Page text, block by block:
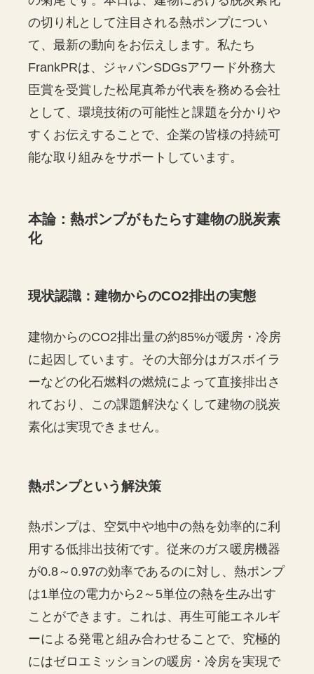
の切り札として注目される熱ポンプについ
て、最新の動向をお伝えします。私たち
FrankPRは、ジャパンSDGsアワード外務大
臣賞を受賞した松尾真希が代表を務める会社
として、環境技術の可能性と課題を分かりや
すくお伝えすることで、企業の皆様の持続可
能な取り組みをサポートしています。
本論：熱ポンプがもたらす建物の脱炭素
化
現状認識：建物からのCO2排出の実態
建物からのCO2排出量の約85%が暖房・冷房
に起因しています。その大部分はガスボイラ
ーなどの化石燃料の燃焼によって直接排出さ
れており、この課題解決なくして建物の脱炭
素化は実現できません。
熱ポンプという解決策
熱ポンプは、空気中や地中の熱を効率的に利
用する低排出技術です。従来のガス暖房機器
が0.8～0.97の効率であるのに対し、熱ポンプ
は1単位の電力から2～5単位の熱を生み出す
ことができます。これは、再生可能エネルギ
ーによる発電と組み合わせることで、究極的
にはゼロエミッションの暖房・冷房を実現で